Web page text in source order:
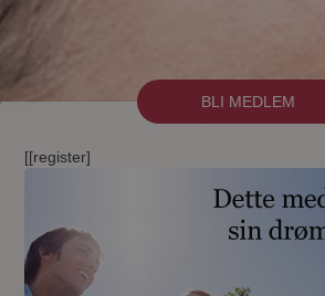
BLI MEDLEM
[[register]